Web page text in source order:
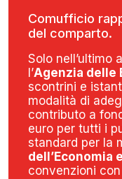
Comufficio
del comparto.
Solo nell’ultimo
l’Agenzia delle
scontrini e
modalità di
contributo a
euro per tutti i
standard per la
dell’Economia
convenzioni con